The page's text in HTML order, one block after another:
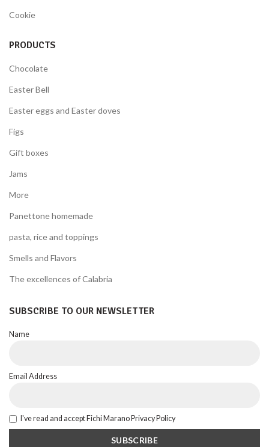
Cookie
PRODUCTS
Chocolate
Easter Bell
Easter eggs and Easter doves
Figs
Gift boxes
Jams
More
Panettone homemade
pasta, rice and toppings
Smells and Flavors
The excellences of Calabria
SUBSCRIBE TO OUR NEWSLETTER
Name
Email Address
I've read and accept Fichi Marano Privacy Policy